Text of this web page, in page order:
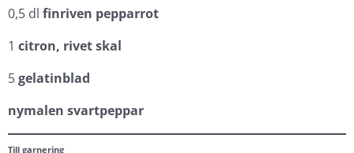
0,5 dl finriven pepparrot
1 citron, rivet skal
5gelatinblad
nymalen svartpeppar
Till garnering